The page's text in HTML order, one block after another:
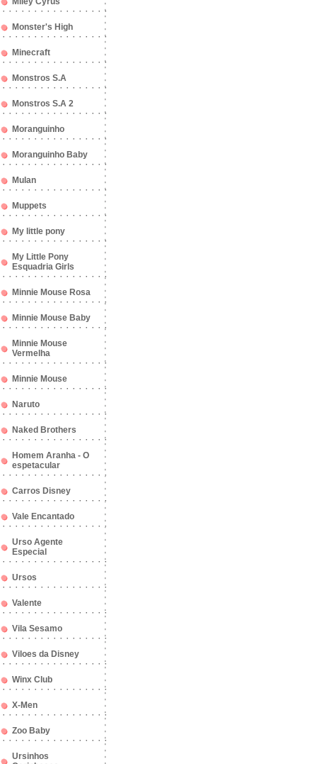
Monster's High
Minecraft
Monstros S.A
Monstros S.A 2
Moranguinho
Moranguinho Baby
Mulan
Muppets
My little pony
My Little Pony
Esquadria Girls
Minnie Mouse Rosa
Minnie Mouse Baby
Minnie Mouse
Vermelha
Minnie Mouse
Naruto
Naked Brothers
Homem Aranha - O
espetacular
Carros Disney
Vale Encantado
Urso Agente
Especial
Ursos
Valente
Vila Sesamo
Viloes da Disney
Winx Club
X-Men
Zoo Baby
Ursinhos